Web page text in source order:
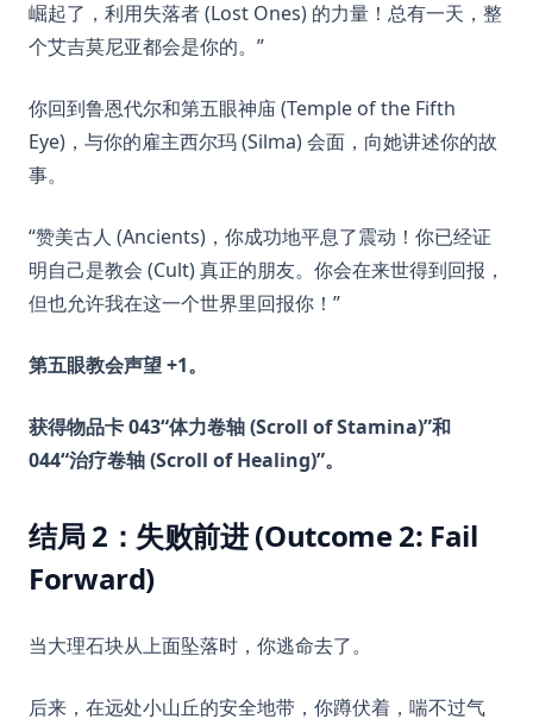
崛起了，利用失落者 (Lost Ones) 的力量！总有一天，整
个艾吉莫尼亚都会是你的。”
你回到鲁恩代尔和第五眼神庙 (Temple of the Fifth
Eye)，与你的雇主西尔玛 (Silma) 会面，向她讲述你的故
事。
“赞美古人 (Ancients)，你成功地平息了震动！你已经证
明自己是教会 (Cult) 真正的朋友。你会在来世得到回报，
但也允许我在这一个世界里回报你！”
第五眼教会声望 +1。
获得物品卡 043“体力卷轴 (Scroll of Stamina)”和
044“治疗卷轴 (Scroll of Healing)”。
结局 2：失败前进 (Outcome 2: Fail
Forward)
当大理石块从上面坠落时，你逃命去了。
后来，在远处小山丘的安全地带，你蹲伏着，喘不过气